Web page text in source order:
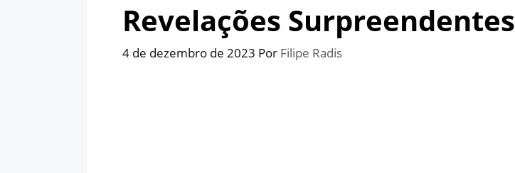
Revelações Surpreendentes
4 de dezembro de 2023 Por Filipe Radis